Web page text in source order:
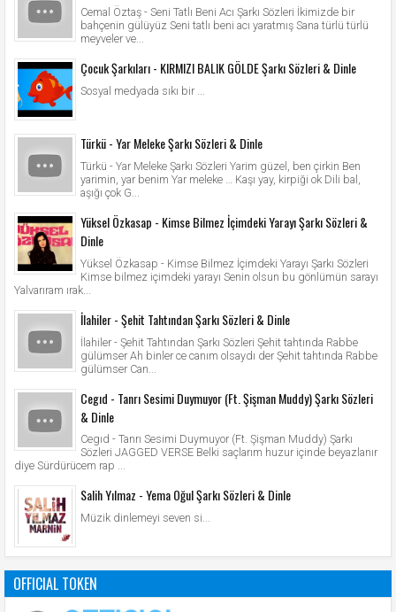
Cemal Öztaş - Seni Tatlı Beni Acı Şarkı Sözleri İkimizde bir
bahçenin gülüyüz Seni tatlı beni acı yaratmış Sana türlü türlü
meyveler ve...
Çocuk Şarkıları - KIRMIZI BALIK GÖLDE Şarkı Sözleri & Dinle
Sosyal medyada sıkı bir ...
Türkü - Yar Meleke Şarkı Sözleri & Dinle
Türkü - Yar Meleke Şarkı Sözleri Yarim güzel, ben çirkin Ben
yarimin, yar benim Yar meleke … Kaşı yay, kirpiği ok Dili bal,
aşığı çok G...
Yüksel Özkasap - Kimse Bilmez İçimdeki Yarayı Şarkı Sözleri &
Dinle
Yüksel Özkasap - Kimse Bilmez İçimdeki Yarayı Şarkı Sözleri
Kimse bilmez içimdeki yarayı Senin olsun bu gönlümün sarayı
Yalvarıram ırak...
İlahiler - Şehit Tahtından Şarkı Sözleri & Dinle
İlahiler - Şehit Tahtından Şarkı Sözleri Şehit tahtında Rabbe
gülümser Ah binler ce canım olsaydı der Şehit tahtında Rabbe
gülümser Can...
Cegıd - Tanrı Sesimi Duymuyor (Ft. Şişman Muddy) Şarkı Sözleri
& Dinle
Cegıd - Tanrı Sesimi Duymuyor (Ft. Şişman Muddy) Şarkı
Sözleri JAGGED VERSE Belki saçlarım huzur içinde beyazlanır
diye Sürdürücem rap ...
Salih Yılmaz - Yema Oğul Şarkı Sözleri & Dinle
Müzik dinlemeyi seven si...
OFFICIAL TOKEN